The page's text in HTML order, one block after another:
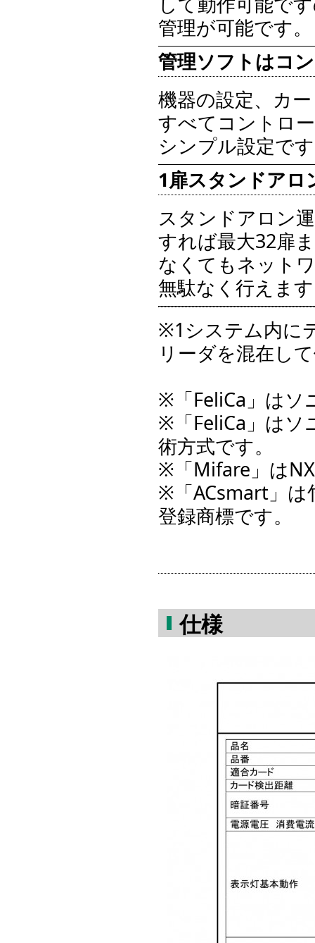
管理が可能です。
管理ソフトはコ
機器の設定、カ
すべてコントロ
シンプル設定で
1扉スタンドアロ
スタンドアロン
すれば最大32扉
なくてもネット
無駄なく行えま
※1システム内に
リーダを混在し
※「FeliCa」はソ
※「FeliCa」はソ
術方式です。
※「Mifare」は
※「ACsmart」は
登録商標です。
仕様